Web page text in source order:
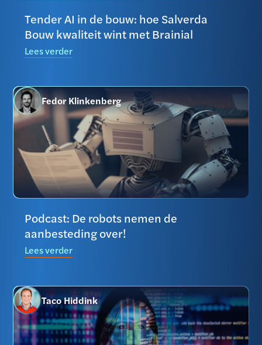
Tender AI in de bouw: hoe Salverda
Bouw kwaliteit wint met Brainial
Lees verder
Fedor Klinkenberg
Podcast: De robots nemen de
aanbesteding over!
Lees verder
Taco Hiddink